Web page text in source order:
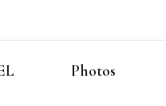
Photos